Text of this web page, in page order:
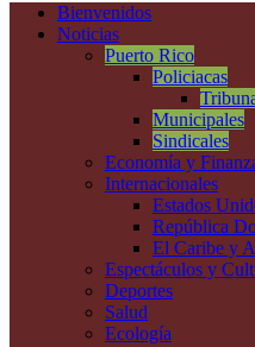
Bienvenidos
Noticias
Puerto Rico
Policiacas
Municipales
Sindicales
Economía y
Internacionales
Estados
República
El Caribe y
Espectáculos y
Deportes
Salud
Ecología